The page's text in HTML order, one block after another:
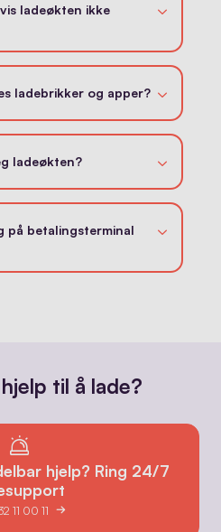
ladeøkten ikke
ladebrikker og apper?
ladeøkten?
på betalingsterminal
til å lade?
hjelp? Ring 24/7
11 00 11